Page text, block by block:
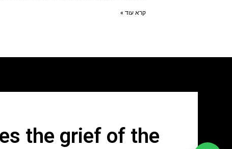
קרא עוד »
the grief of the